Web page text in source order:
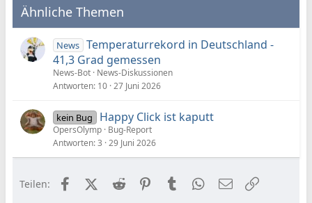
Ähnliche Themen
News Temperaturrekord in Deutschland -
41,3 Grad gemessen
News-Bot News-Diskussionen
Antworten 10 27 Juni 2026
kein Bug Happy Click ist kaputt
OpersOlymp Bug-Report
Antworten 3 29 Juni 2026
Teilen: FacebookX (Twitter)
Reddit PinterestTumblr WhatsApp
E-Mail